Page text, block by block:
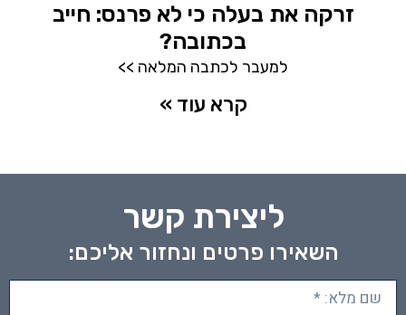
זרקה את בעלה כי לא פרנס: חייב
בכתובה?
למעבר לכתבה המלאה >>
קרא עוד »
ליצירת קשר
השאירו פרטים ונחזור אליכם: